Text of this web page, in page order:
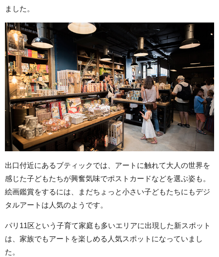
ました。
出口付近にあるブティックでは、アートに触れて大人の世界を
感じた子どもたちが興奮気味でポストカードなどを選ぶ姿も。
絵画鑑賞をするには、まだちょっと小さい子どもたちにもデジ
タルアートは人気のようです。
パリ11区という子育て家庭も多いエリアに出現した新スポット
は、家族でもアートを楽しめる人気スポットになっていまし
た。